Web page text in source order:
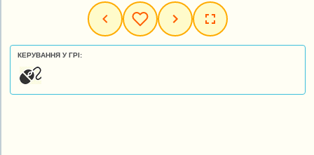
КЕРУВАННЯ У ГРІ: